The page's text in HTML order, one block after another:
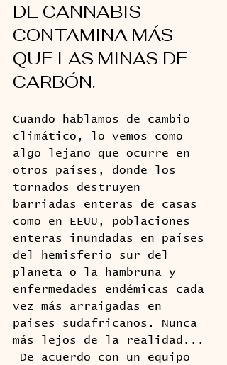
DE CANNABIS
CONTAMINA MÁS
QUE LAS MINAS DE
CARBÓN.
Cuando hablamos de cambio
climático, lo vemos como
algo lejano que ocurre en
otros países, donde los
tornados destruyen
barriadas enteras de casas
como en EEUU, poblaciones
enteras inundadas en países
del hemisferio sur del
planeta o la hambruna y
enfermedades endémicas cada
vez más arraigadas en
paises sudafricanos. Nunca
más lejos de la realidad...